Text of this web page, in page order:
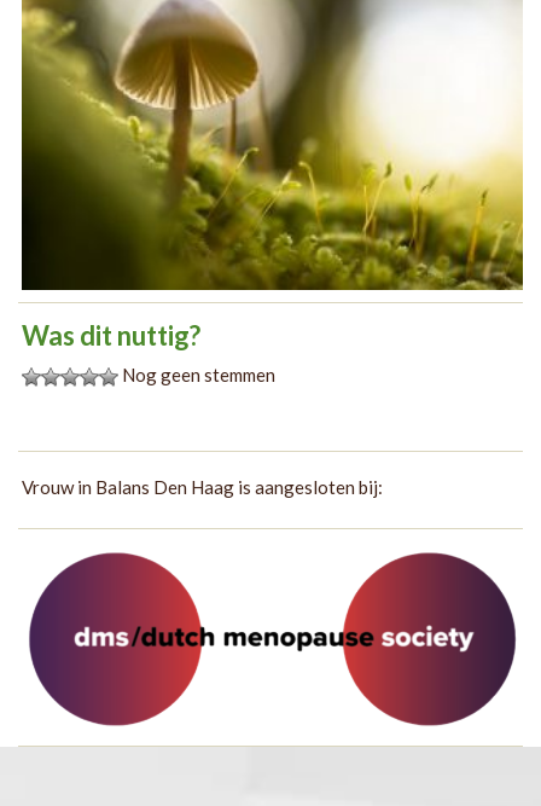
Was dit nuttig?
Nog geen stemmen
Vrouw in Balans Den Haag is aangesloten bij: